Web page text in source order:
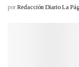
por Redacción Diario La